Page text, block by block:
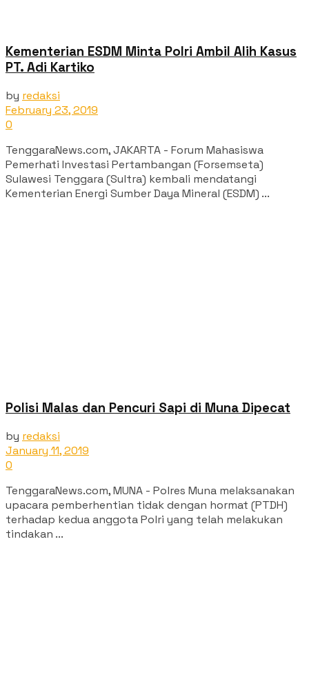
Kementerian ESDM Minta Polri Ambil Alih Kasus
PT. Adi Kartiko
by redaksi
February 23, 2019
0
TenggaraNews.com, JAKARTA - Forum Mahasiswa
Pemerhati Investasi Pertambangan (Forsemseta)
Sulawesi Tenggara (Sultra) kembali mendatangi
Kementerian Energi Sumber Daya Mineral (ESDM) ...
Polisi Malas dan Pencuri Sapi di Muna Dipecat
by redaksi
January 11, 2019
0
TenggaraNews.com, MUNA - Polres Muna melaksanakan
upacara pemberhentian tidak dengan hormat (PTDH)
terhadap kedua anggota Polri yang telah melakukan
tindakan ...